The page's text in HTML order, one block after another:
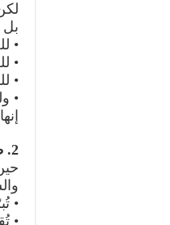
بل
•
•
•
•
2. ظلّ الشجرة… هواءٌ يُصفّى قبل أن يصل إليك
•
•